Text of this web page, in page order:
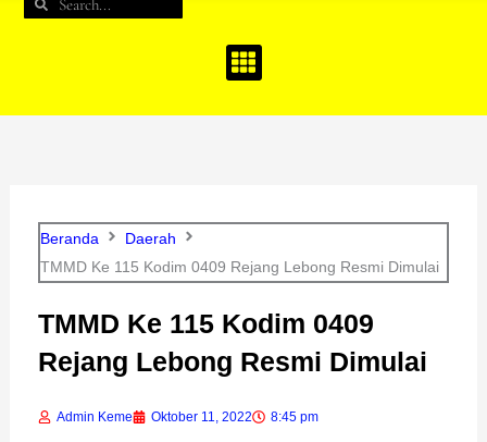
Beranda
Daerah
TMMD Ke 115 Kodim 0409 Rejang Lebong Resmi Dimulai
TMMD Ke 115 Kodim 0409
Rejang Lebong Resmi Dimulai
Admin Keme Oktober 11, 2022 8:45 pm